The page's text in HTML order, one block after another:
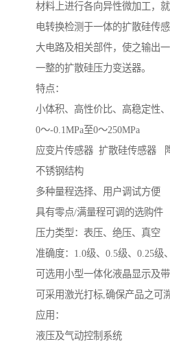
材料上进行各向异性微加工，
电转换检测于一体的扩散硅传
大电路及相关部件，使之输出
一整的扩散硅压力变送器。
特点：
小体积、高性价比、高稳定性
0～-0.1MPa至0～250MPa
应变片传感器 扩散硅传感器
不锈钢结构
多种量程选择、用户调试方便
具有零点/满量程可调的选购件
压力类型：表压、绝压、真空
准确度：1.0级、0.5级、0.25级
可选用小型一体化液晶显示及
可采用激光打标,确保产品之可
应用：
液压及气动控制系统